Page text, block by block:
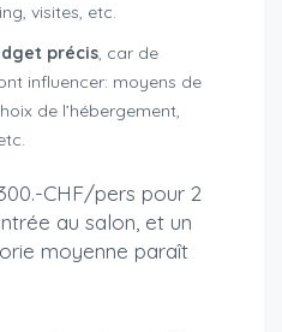
visites, etc.
précis, car de
influencer: moyens de
de l’hébergement,
CHF/pers pour 2
au salon, et un
moyenne paraît